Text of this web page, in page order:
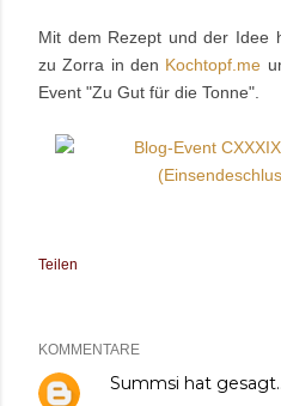
Mit dem Rezept und der Idee
zu Zorra in den Kochtopf.me
Event "Zu Gut für die Tonne".
Teilen
KOMMENTARE
Summsi hat